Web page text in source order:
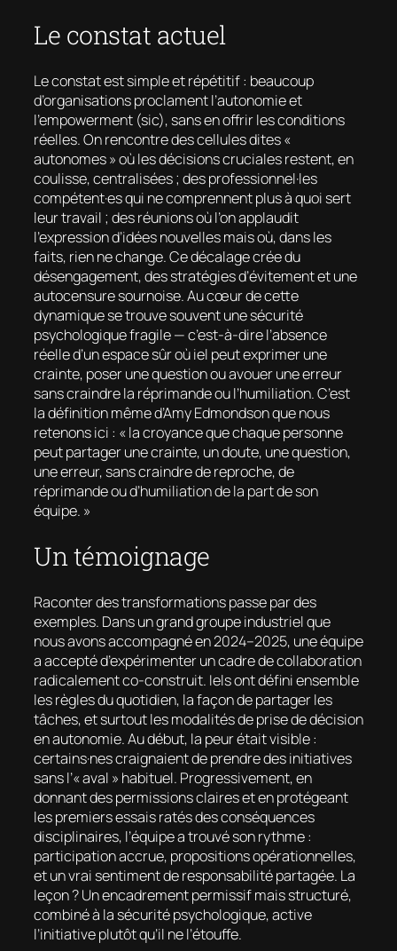
Le constat actuel
Le constat est simple et répétitif : beaucoup
d’organisations proclament l’autonomie et
l’empowerment (sic), sans en offrir les conditions
réelles. On rencontre des cellules dites «
autonomes » où les décisions cruciales restent, en
coulisse, centralisées ; des professionnel·les
compétent·es qui ne comprennent plus à quoi sert
leur travail ; des réunions où l’on applaudit
l’expression d’idées nouvelles mais où, dans les
faits, rien ne change. Ce décalage crée du
désengagement, des stratégies d’évitement et une
autocensure sournoise. Au cœur de cette
dynamique se trouve souvent une sécurité
psychologique fragile — c’est-à-dire l’absence
réelle d’un espace sûr où iel peut exprimer une
crainte, poser une question ou avouer une erreur
sans craindre la réprimande ou l’humiliation. C’est
la définition même d’Amy Edmondson que nous
retenons ici : « la croyance que chaque personne
peut partager une crainte, un doute, une question,
une erreur, sans craindre de reproche, de
réprimande ou d’humiliation de la part de son
équipe. »
Un témoignage
Raconter des transformations passe par des
exemples. Dans un grand groupe industriel que
nous avons accompagné en 2024–2025, une équipe
a accepté d’expérimenter un cadre de collaboration
radicalement co-construit. Iels ont défini ensemble
les règles du quotidien, la façon de partager les
tâches, et surtout les modalités de prise de décision
en autonomie. Au début, la peur était visible :
certains·nes craignaient de prendre des initiatives
sans l’« aval » habituel. Progressivement, en
donnant des permissions claires et en protégeant
les premiers essais ratés des conséquences
disciplinaires, l’équipe a trouvé son rythme :
participation accrue, propositions opérationnelles,
et un vrai sentiment de responsabilité partagée. La
leçon ? Un encadrement permissif mais structuré,
combiné à la sécurité psychologique, active
l’initiative plutôt qu’il ne l’étouffe.